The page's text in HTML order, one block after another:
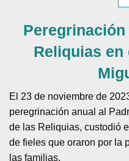
Reliquias en
El 23 de noviembre de
peregrinación anual al
de las Reliquias, custodió
de fieles que oraron por la
las familias.